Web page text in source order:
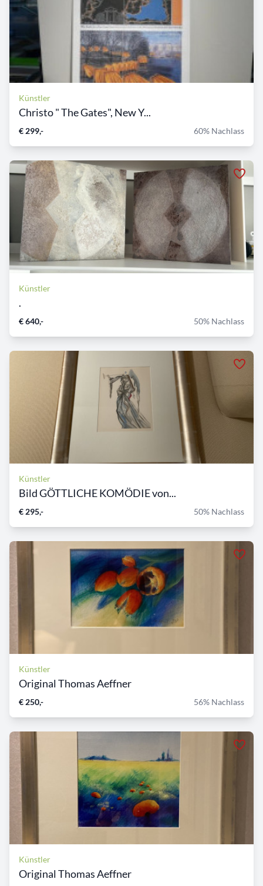
Künstler
Christo " The Gates", New Y...
€ 299,- 60% Nachlass
Künstler
.
€ 640,- 50% Nachlass
Künstler
Bild GÖTTLICHE KOMÖDIE von...
€ 295,- 50% Nachlass
Künstler
Original Thomas Aeffner
€ 250,- 56% Nachlass
Künstler
Original Thomas Aeffner